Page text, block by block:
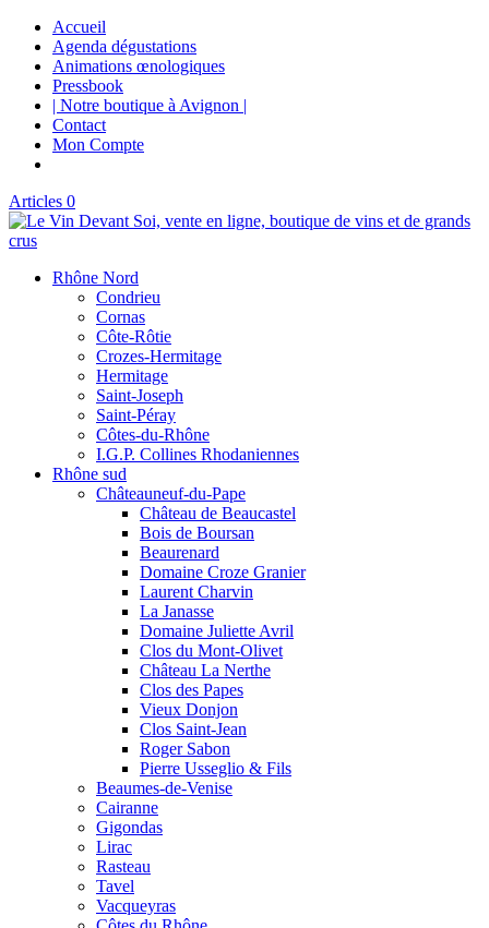
Accueil
Agenda dégustations
Animations œnologiques
Pressbook
| Notre boutique à Avignon |
Contact
Mon Compte
Articles 0
Rhône Nord
Condrieu
Cornas
Côte-Rôtie
Crozes-Hermitage
Hermitage
Saint-Joseph
Saint-Péray
Côtes-du-Rhône
I.G.P. Collines Rhodaniennes
Rhône sud
Châteauneuf-du-Pape
Château de Beaucastel
Bois de Boursan
Beaurenard
Domaine Croze Granier
Laurent Charvin
La Janasse
Domaine Juliette Avril
Clos du Mont-Olivet
Château La Nerthe
Clos des Papes
Vieux Donjon
Clos Saint-Jean
Roger Sabon
Pierre Usseglio & Fils
Beaumes-de-Venise
Cairanne
Gigondas
Lirac
Rasteau
Tavel
Vacqueyras